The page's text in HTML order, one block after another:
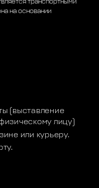
транспортными
на основании
(выставление
лицу)
или курьеру.